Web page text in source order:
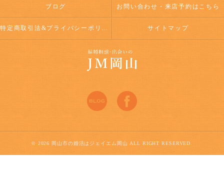
ブログ お問い合わせ・来店予約はこちら
特定商取引法&プライバシーポリシー サイトマップ
© 2026 岡山市の婚活はジェイエム岡山 ALL RIGHT RESERVED.